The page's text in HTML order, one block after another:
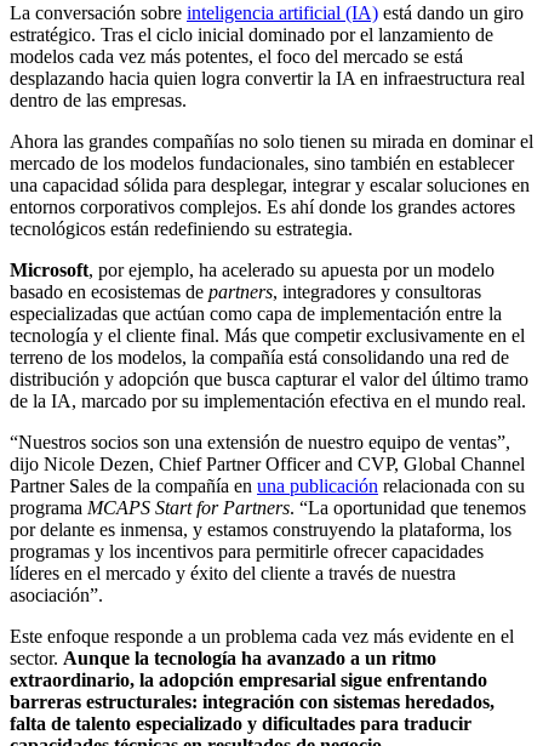
La conversación sobre inteligencia artificial (IA) está dando un giro
estratégico. Tras el ciclo inicial dominado por el lanzamiento de
modelos cada vez más potentes, el foco del mercado se está
desplazando hacia quien logra convertir la IA en infraestructura real
dentro de las empresas.
Ahora las grandes compañías no solo tienen su mirada en dominar el
mercado de los modelos fundacionales, sino también en establecer
una capacidad sólida para desplegar, integrar y escalar soluciones en
entornos corporativos complejos. Es ahí donde los grandes actores
tecnológicos están redefiniendo su estrategia.
Microsoft, por ejemplo, ha acelerado su apuesta por un modelo
basado en ecosistemas de partners, integradores y consultoras
especializadas que actúan como capa de implementación entre la
tecnología y el cliente final. Más que competir exclusivamente en el
terreno de los modelos, la compañía está consolidando una red de
distribución y adopción que busca capturar el valor del último tramo
de la IA, marcado por su implementación efectiva en el mundo real.
“Nuestros socios son una extensión de nuestro equipo de ventas”,
dijo Nicole Dezen, Chief Partner Officer and CVP, Global Channel
Partner Sales de la compañía en una publicación relacionada con su
programa MCAPS Start for Partners. “La oportunidad que tenemos
por delante es inmensa, y estamos construyendo la plataforma, los
programas y los incentivos para permitirle ofrecer capacidades
líderes en el mercado y éxito del cliente a través de nuestra
asociación”.
Este enfoque responde a un problema cada vez más evidente en el
sector. Aunque la tecnología ha avanzado a un ritmo
extraordinario, la adopción empresarial sigue enfrentando
barreras estructurales: integración con sistemas heredados,
falta de talento especializado y dificultades para traducir